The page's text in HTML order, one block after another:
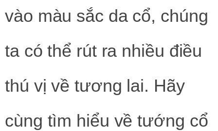
vào màu sắc da cổ, chúng
ta có thể rút ra nhiều điều
thú vị về tương lai. Hãy
cùng tìm hiểu về tướng cổ